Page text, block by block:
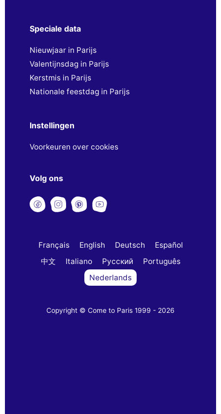
Speciale data
Nieuwjaar in Parijs
Valentijnsdag in Parijs
Kerstmis in Parijs
Nationale feestdag in Parijs
Instellingen
Voorkeuren over cookies
Volg ons
Français English Deutsch
Español
中文
Italiano Русский
Português
Nederlands
Copyright © Come to Paris 1999 - 2026